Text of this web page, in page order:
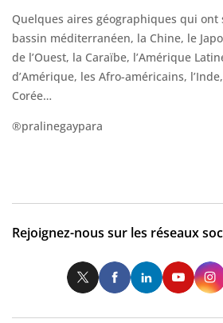
Quelques aires géographiques qui ont
bassin méditerranéen, la Chine, le
de l’Ouest, la Caraïbe, l’Amérique
d’Amérique, les Afro-américains,
Corée…
®pralinegaypara
Rejoignez-nous sur les réseaux
Twitter